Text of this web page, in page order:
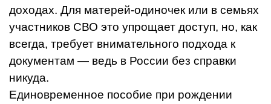
доходах. Для матерей-одиночек или в семьях
участников СВО это упрощает доступ, но, как
всегда, требует внимательного подхода к
документам — ведь в России без справки
никуда.
Единовременное пособие при рождении